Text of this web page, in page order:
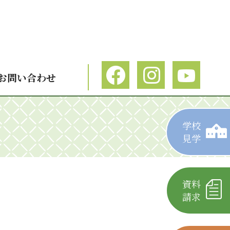
問い合わせ
学校
見学
資料
請求